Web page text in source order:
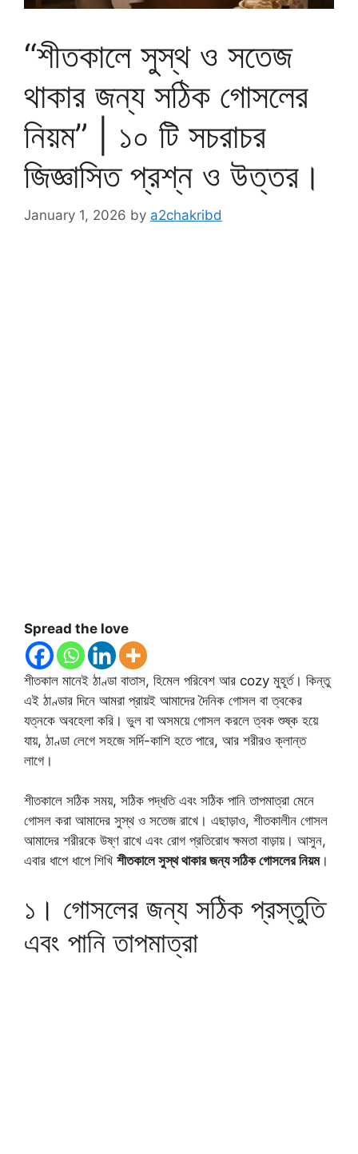
“শীতকালে সুস্থ ও সতেজ
থাকার জন্য সঠিক গোসলের
নিয়ম” | ১০ টি সচরাচর
জিজ্ঞাসিত প্রশ্ন ও উত্তর।
January 1, 2026 by a2chakribd
Spread the love
শীতকাল মানেই ঠাণ্ডা বাতাস, হিমেল পরিবেশ আর cozy মুহূর্ত। কিন্তু
এই ঠাণ্ডার দিনে আমরা প্রায়ই আমাদের দৈনিক গোসল বা ত্বকের
যত্নকে অবহেলা করি। ভুল বা অসময়ে গোসল করলে ত্বক শুষ্ক হয়ে
যায়, ঠাণ্ডা লেগে সহজে সর্দি-কাশি হতে পারে, আর শরীরও ক্লান্ত
লাগে।
শীতকালে সঠিক সময়, সঠিক পদ্ধতি এবং সঠিক পানি তাপমাত্রা মেনে
গোসল করা আমাদের সুস্থ ও সতেজ রাখে। এছাড়াও, শীতকালীন গোসল
আমাদের শরীরকে উষ্ণ রাখে এবং রোগ প্রতিরোধ ক্ষমতা বাড়ায়। আসুন,
এবার ধাপে ধাপে শিখি শীতকালে সুস্থ থাকার জন্য সঠিক গোসলের নিয়ম।
১। গোসলের জন্য সঠিক প্রস্তুতি
এবং পানি তাপমাত্রা